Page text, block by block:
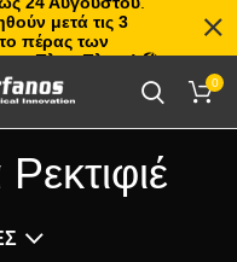
0
μετά τις 3
πέρας των
Πλιτς Πλατς!🏖️🌊